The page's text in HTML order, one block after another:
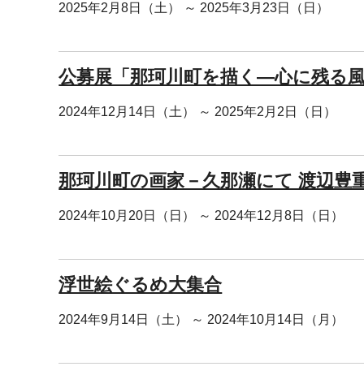
2025年2月8日（土） ～ 2025年3月23日（日）
公募展「那珂川町を描く―心に残る
2024年12月14日（土） ～ 2025年2月2日（日）
那珂川町の画家－久那瀬にて 渡辺豊
2024年10月20日（日） ～ 2024年12月8日（日）
浮世絵ぐるめ大集合
2024年9月14日（土） ～ 2024年10月14日（月）